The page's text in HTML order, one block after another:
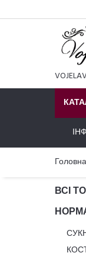
Головна
ВСІ